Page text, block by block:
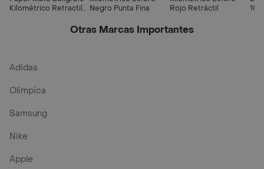
Kilométrico Retractil
Negro Punta Fina
Rojo Retráctil
100
Otras Marcas Importantes
Adidas
Olimpica
Samsung
Nike
Apple